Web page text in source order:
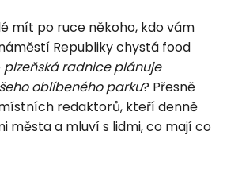
mít po ruce někoho, kdo vám
Republiky chystá food
plzeňská radnice plánuje
oblíbeného parku? Přesně
redaktorů, kteří denně
města a mluví s lidmi, co mají co